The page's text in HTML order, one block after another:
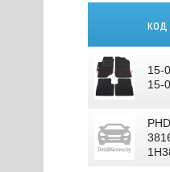
код
15-
15-